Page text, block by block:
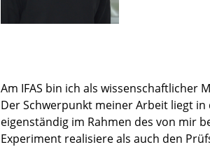
Am IFAS bin ich als
Der Schwerpunkt meiner Arbeit liegt in
eigenständig im Rahmen des von mir
Experiment realisiere als auch den